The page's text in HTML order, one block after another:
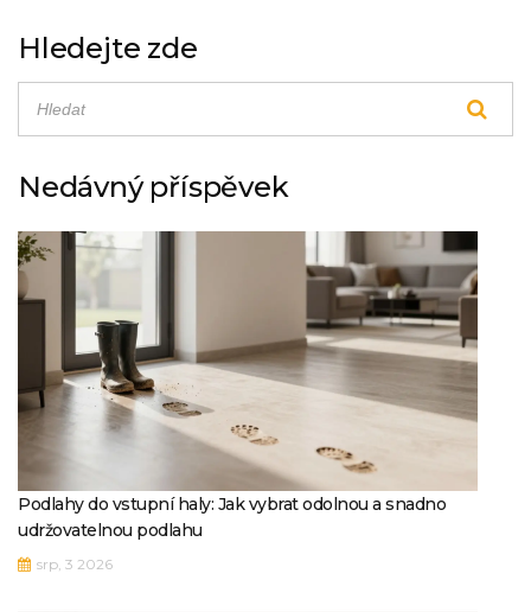
Hledejte zde
Nedávný příspěvek
Podlahy do vstupní haly: Jak vybrat odolnou a snadno
udržovatelnou podlahu
srp, 3 2026